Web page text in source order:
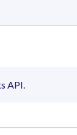
API.